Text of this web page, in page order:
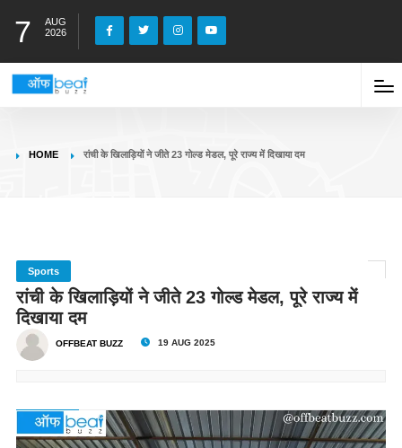
7
AUG
2026
HOME रांची के खिलाड़ियों ने जीते 23 गोल्ड मेडल, पूरे राज्य में दिखाया दम
Sports
रांची के खिलाड़ियों ने जीते 23 गोल्ड मेडल, पूरे राज्य में
दिखाया दम
OFFBEAT BUZZ 19 AUG 2025